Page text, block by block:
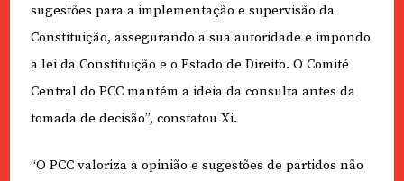
sugestões para a implementação e supervisão da
Constituição, assegurando a sua autoridade e impondo
a lei da Constituição e o Estado de Direito. O Comité
Central do PCC mantém a ideia da consulta antes da
tomada de decisão”, constatou Xi.
“O PCC valoriza a opinião e sugestões de partidos não